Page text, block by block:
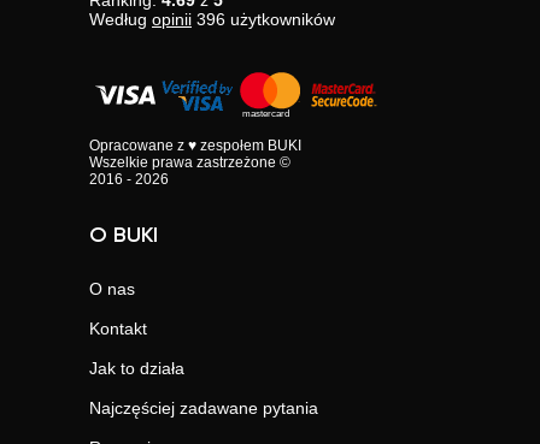
Według opinii 396 użytkowników
Opracowane z ♥ zespołem BUKI
Wszelkie prawa zastrzeżone ©
2016 - 2026
O BUKI
O nas
Kontakt
Jak to działa
Najczęściej zadawane pytania